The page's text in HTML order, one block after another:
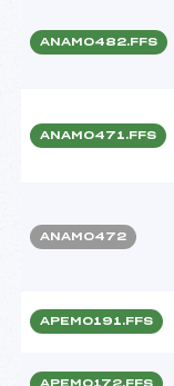
ANAM0482.FFS
ANAM0471.FFS
ANAM0472
APEM0191.FFS
APEM0172.FFS